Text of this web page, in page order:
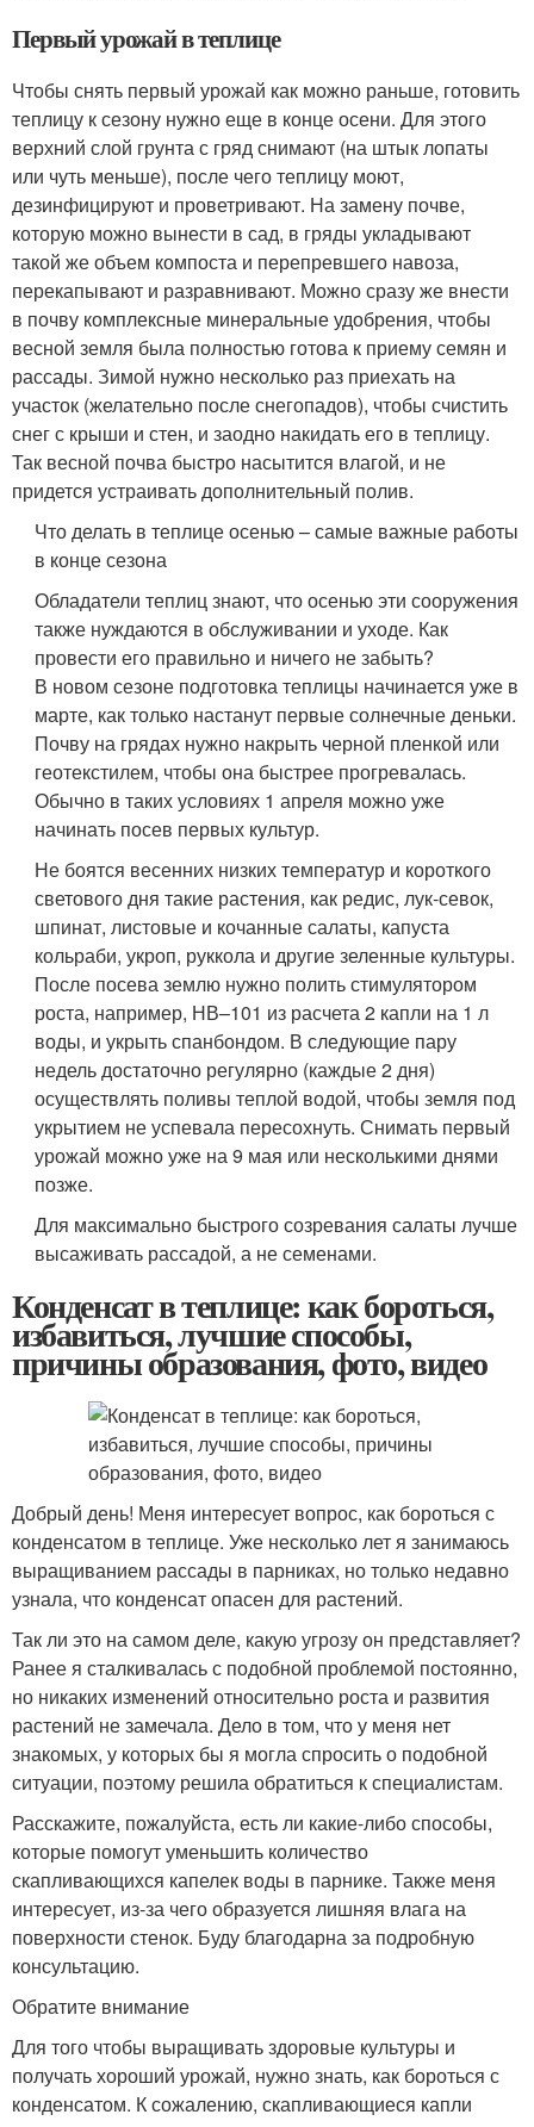
Первый урожай в теплице
Чтобы снять первый урожай как можно раньше, готовить
теплицу к сезону нужно еще в конце осени. Для этого
верхний слой грунта с гряд снимают (на штык лопаты
или чуть меньше), после чего теплицу моют,
дезинфицируют и проветривают. На замену почве,
которую можно вынести в сад, в гряды укладывают
такой же объем компоста и перепревшего навоза,
перекапывают и разравнивают. Можно сразу же внести
в почву комплексные минеральные удобрения, чтобы
весной земля была полностью готова к приему семян и
рассады. Зимой нужно несколько раз приехать на
участок (желательно после снегопадов), чтобы счистить
снег с крыши и стен, и заодно накидать его в теплицу.
Так весной почва быстро насытится влагой, и не
придется устраивать дополнительный полив.
Что делать в теплице осенью – самые важные работы
в конце сезона
Обладатели теплиц знают, что осенью эти сооружения
также нуждаются в обслуживании и уходе. Как
провести его правильно и ничего не забыть?
В новом сезоне подготовка теплицы начинается уже в
марте, как только настанут первые солнечные деньки.
Почву на грядах нужно накрыть черной пленкой или
геотекстилем, чтобы она быстрее прогревалась.
Обычно в таких условиях 1 апреля можно уже
начинать посев первых культур.
Не боятся весенних низких температур и короткого
светового дня такие растения, как редис, лук-севок,
шпинат, листовые и кочанные салаты, капуста
кольраби, укроп, руккола и другие зеленные культуры.
После посева землю нужно полить стимулятором
роста, например, НВ–101 из расчета 2 капли на 1 л
воды, и укрыть спанбондом. В следующие пару
недель достаточно регулярно (каждые 2 дня)
осуществлять поливы теплой водой, чтобы земля под
укрытием не успевала пересохнуть. Снимать первый
урожай можно уже на 9 мая или несколькими днями
позже.
Для максимально быстрого созревания салаты лучше
высаживать рассадой, а не семенами.
Конденсат в теплице: как бороться,
избавиться, лучшие способы,
причины образования, фото, видео
Добрый день! Меня интересует вопрос, как бороться с
конденсатом в теплице. Уже несколько лет я занимаюсь
выращиванием рассады в парниках, но только недавно
узнала, что конденсат опасен для растений.
Так ли это на самом деле, какую угрозу он представляет?
Ранее я сталкивалась с подобной проблемой постоянно,
но никаких изменений относительно роста и развития
растений не замечала. Дело в том, что у меня нет
знакомых, у которых бы я могла спросить о подобной
ситуации, поэтому решила обратиться к специалистам.
Расскажите, пожалуйста, есть ли какие-либо способы,
которые помогут уменьшить количество
скапливающихся капелек воды в парнике. Также меня
интересует, из-за чего образуется лишняя влага на
поверхности стенок. Буду благодарна за подробную
консультацию.
Обратите внимание
Для того чтобы выращивать здоровые культуры и
получать хороший урожай, нужно знать, как бороться с
конденсатом. К сожалению, скапливающиеся капли